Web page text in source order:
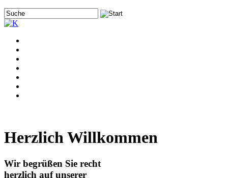
Herzlich Willkommen
Wir begrüßen Sie recht
herzlich auf unserer